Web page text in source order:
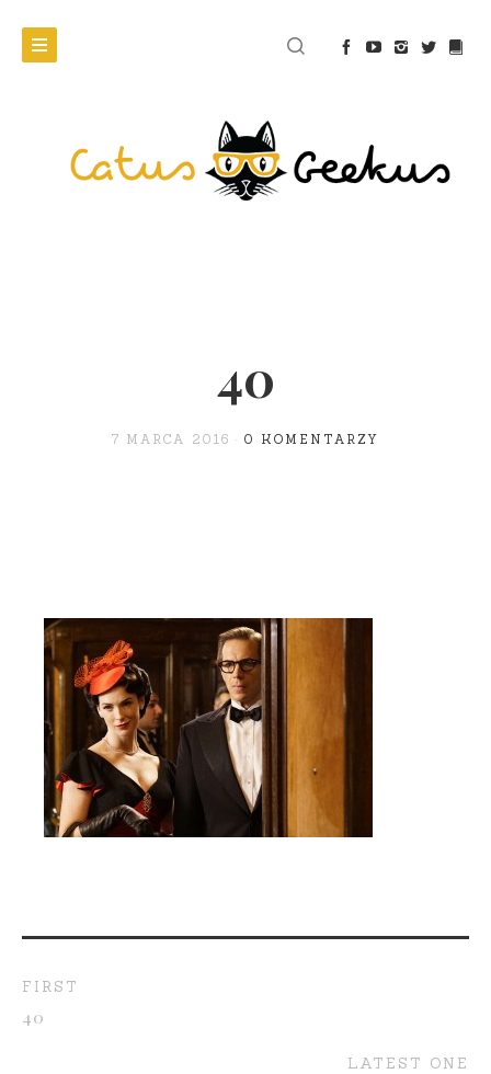
40
7 MARCA 2016 0 KOMENTARZY
FIRST
40
LATEST ONE